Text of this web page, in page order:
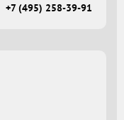
+7 (495) 258-39-91